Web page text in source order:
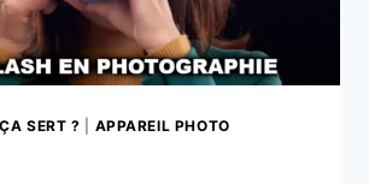
SERT ?
APPAREIL PHOTO